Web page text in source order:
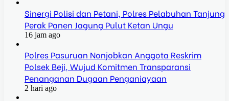
Sinergi Polisi dan Petani, Polres Pelabuhan Tanjung
Perak Panen Jagung Pulut Ketan Ungu
16 jam ago
Polres Pasuruan Nonjobkan Anggota Reskrim
Polsek Beji, Wujud Komitmen Transparansi
Penanganan Dugaan Penganiayaan
2 hari ago